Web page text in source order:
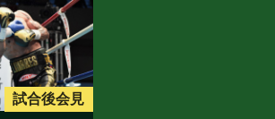
試合後会見